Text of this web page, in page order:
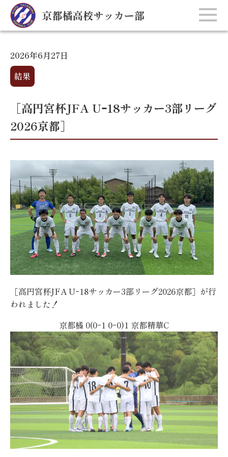
2026年6月27日
結果
［高円宮杯JFA Uｰ18サッカー3部リーグ
2026京都］
［高円宮杯JFA Uｰ18サッカー3部リーグ2026京都］が行
われました！
京都橘 0(0ｰ1 0ｰ0)1 京都精華C